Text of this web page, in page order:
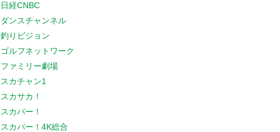
日経CNBC
ダンスチャンネル
釣りビジョン
ゴルフネットワーク
ファミリー劇場
スカチャン1
スカサカ！
スカパー！
スカパー！4K総合